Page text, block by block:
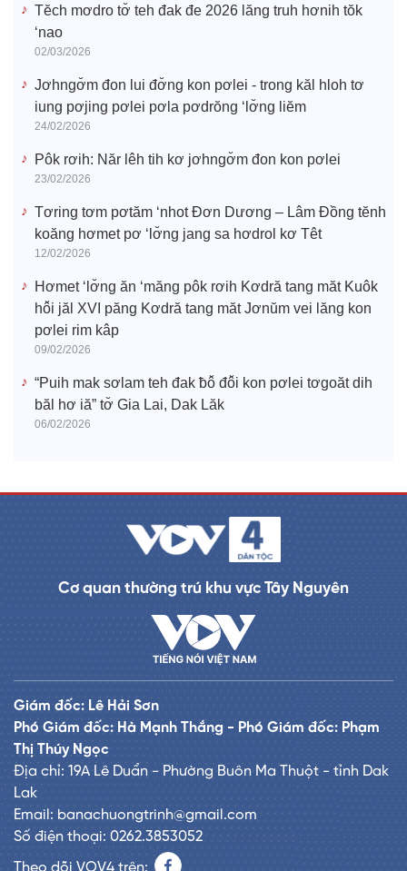
Tĕch mơdro tơ̆ teh đak đe 2026 lăng truh hơnih tŏk
‘nao
02/03/2026
Jơhngơ̆m đon lui đơ̆ng kon pơlei - trong kăl hloh tơ
iung pơjing pơlei pơla pơdrŏng ‘lơ̆ng liĕm
24/02/2026
Pôk rơih: Năr lêh tih kơ jơhngơ̆m đon kon pơlei
23/02/2026
Tơring tơm pơtăm ‘nhot Đơn Dương – Lâm Đồng tĕnh
koăng hơmet pơ ‘lơ̆ng jang sa hơdrol kơ Têt
12/02/2026
Hơmet ‘lơ̆ng ăn ‘măng pôk rơih Kơdră tang măt Kuôk
hô̆i jăl XVI păng Kơdră tang măt Jơnŭm vei lăng kon
pơlei rim kâp
09/02/2026
“Puih mak sơlam teh đak ƀô̆ đô̆i kon pơlei tơgoăt dih
băl hơ iă” tơ̆ Gia Lai, Dak Lăk
06/02/2026
Cơ quan thường trú khu vực Tây Nguyên
Giám đốc: Lê Hải Sơn
Phó Giám đốc: Hà Mạnh Thắng - Phó Giám đốc: Phạm
Thị Thúy Ngọc
Địa chỉ: 19A Lê Duẩn - Phường Buôn Ma Thuột - tỉnh Dak
Lak
Email: banachuongtrinh@gmail.com
Số điện thoại: 0262.3853052
Theo dõi VOV4 trên: